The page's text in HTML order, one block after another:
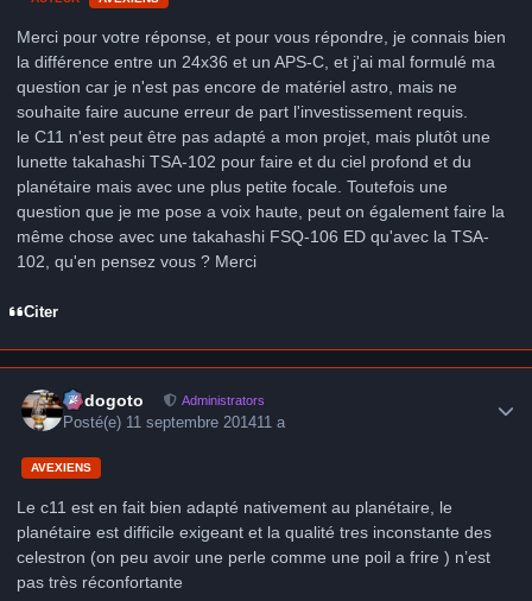
Merci pour votre réponse, et pour vous répondre, je connais bien
la différence entre un 24x36 et un APS-C, et j'ai mal formulé ma
question car je n'est pas encore de matériel astro, mais ne
souhaite faire aucune erreur de part l'investissement requis.
le C11 n'est peut être pas adapté a mon projet, mais plutôt une
lunette takahashi TSA-102 pour faire et du ciel profond et du
planétaire mais avec une plus petite focale. Toutefois une
question que je me pose a voix haute, peut on également faire la
même chose avec une takahashi FSQ-106 ED qu'avec la TSA-
102, qu'en pensez vous ? Merci
Citer
frédogoto Administrators
Posté(e) 11 septembre 201411 a
AVEXIENS
Le c11 est en fait bien adapté nativement au planétaire, le
planétaire est difficile exigeant et la qualité tres inconstante des
celestron (on peu avoir une perle comme une poil a frire ) n’est
pas très réconfortante